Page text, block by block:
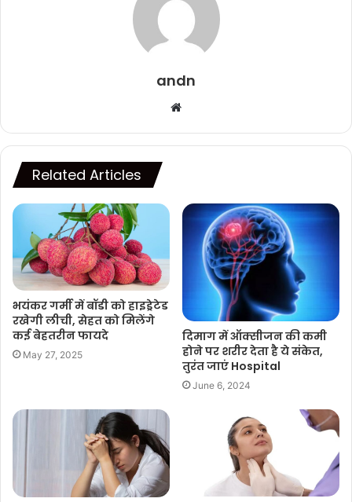
andn
Website
Related Articles
भयंकर गर्मी में बॉडी को हाइड्रेटेड
रखेगी लीची, सेहत को मिलेंगे
कई बेहतरीन फायदे
May 27, 2025
दिमाग में ऑक्सीजन की कमी
होने पर शरीर देता है ये संकेत,
तुरंत जाएं Hospital
June 6, 2024